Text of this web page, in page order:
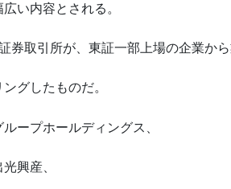
い内容とされる。
券取引所が、東証一部上場の企業か
グしたものだ。
ープホールディングス、
興産、